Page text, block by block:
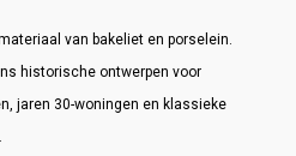
van bakeliet en porselein.
historische ontwerpen voor
jaren 30-woningen en klassieke